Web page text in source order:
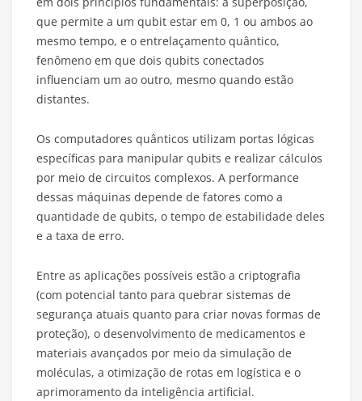
que permite a um qubit estar em 0, 1 ou ambos ao
mesmo tempo, e o entrelaçamento quântico,
fenômeno em que dois qubits conectados
influenciam um ao outro, mesmo quando estão
distantes.
Os computadores quânticos utilizam portas lógicas
específicas para manipular qubits e realizar cálculos
por meio de circuitos complexos. A performance
dessas máquinas depende de fatores como a
quantidade de qubits, o tempo de estabilidade deles
e a taxa de erro.
Entre as aplicações possíveis estão a criptografia
(com potencial tanto para quebrar sistemas de
segurança atuais quanto para criar novas formas de
proteção), o desenvolvimento de medicamentos e
materiais avançados por meio da simulação de
moléculas, a otimização de rotas em logística e o
aprimoramento da inteligência artificial.